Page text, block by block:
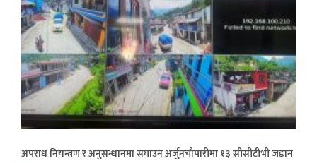
अपराध नियन्त्रण र अनुसन्धानमा सघाउन अर्जुनचौपारीमा १३ सीसीटीभी जडान